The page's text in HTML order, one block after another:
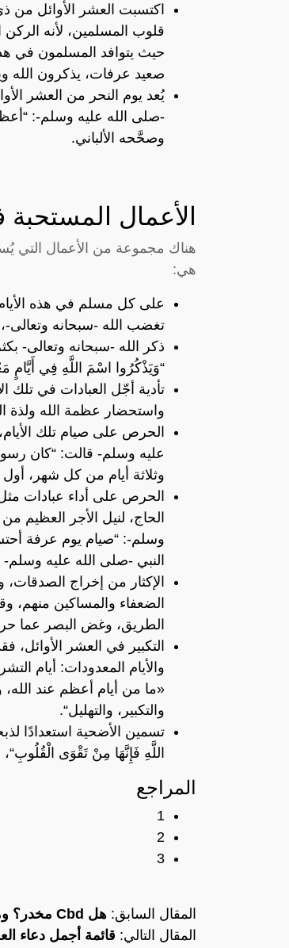
اكتسبت العشر الأوائل من
قلوب المسلمين، لأنه
حيث يتوافد المسلمون في
صعيد عرفات، يذكرون الله
يُعد يوم النحر من العشر
-صلى الله عليه وسلم-: “أعظم
وصحَّحه الألباني.
الأعمال
هناك مجموعة من الأعمال التي
هي:
على كل مسلم في هذه الأيام
تغضب الله -سبحانه وتعالى-،
ذكر الله -سبحانه وتعالى-
“وَيَذْكُرُوا اسْمَ اللَّهِ فِي أَيَّامٍ
تأدية أجّل العبادات في تلك
واستحضار عظمة الله ولذة
الحرص على صيام تلك
عليه وسلم- قالت: “كان
وثلاثة أيام من كل شهر،
الحرص على أداء عبادات مثل
الحاج، لنيل الأجر العظيم
وسلم-: “صيام يوم عرفة
النبي -صلى الله عليه وسلم-
الإكثار من إخراج
الضعفاء والمساكين منهم،
الطريق، وغض البصر عما
التكبير في العشر الأوائل،
والأيام المعدودات: أيام
«ما من أيام أعظم عند الله،
والتكبير، والتهليل“.
تسمين الأضحية استعدادًا
اللَّهِ فَإِنَّهَا مِنْ تَقْوَى
المراجع
1
2
3
المقال السابق: هل Cbd مخدر؟ وما مدى فعاليته
المقال التالي: قائمة أجمل دعاء